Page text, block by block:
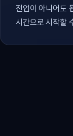
전업이 아니어도
시간으로 시작할